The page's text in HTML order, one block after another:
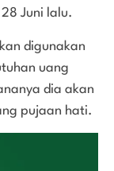
Juni lalu.
digunakan
uang
dia akan
pujaan hati.